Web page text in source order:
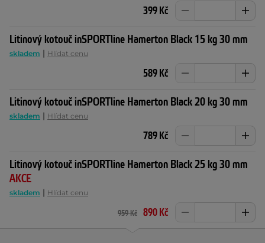
399 Kč
Litinový kotouč inSPORTline Hamerton Black 15 kg 30 mm
skladem | Hlídat cenu
589 Kč
Litinový kotouč inSPORTline Hamerton Black 20 kg 30 mm
skladem | Hlídat cenu
789 Kč
Litinový kotouč inSPORTline Hamerton Black 25 kg 30 mm
AKCE
skladem | Hlídat cenu
959 Kč 890 Kč